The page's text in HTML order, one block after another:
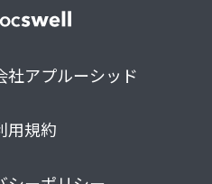
社アプルーシッド
用規約